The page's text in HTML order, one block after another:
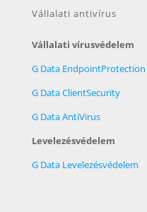
Vállalati antivírus
Vállalati vírusvédelem
G Data EndpointProtection
G Data ClientSecurity
G Data AntiVirus
Levelezésvédelem
G Data Levelezésvédelem